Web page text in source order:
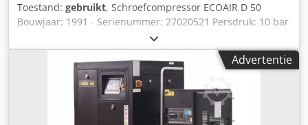
Toestand: gebruikt, Schroefcompressor ECOAIR D 50
Bouwjaar: 1991 - Serienummer: 27020521 Persdruk: 10 bar
Toerental: 2950 t/min Volume stroom: 5,0 m³/min
Vermogensbehoefte compressor: 37 kW Afmetingen: 200 x
80 x 150 cm Gewicht: 730 kg Online video-inspectie via
WhatsApp – MS Zoom – Telegram Crjdpsxiv Rnsfx Am Ejf
Op voorraad in Emskirchen/Nürnberg – Direct beschikbaar
– Test mogelijk
Advertentie